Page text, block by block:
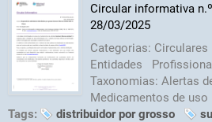
Circular informativa
28/03/2025
Categorias: Circulares
Entidades
Taxonomias: Alertas
Medicamentos de uso
Tags:
distribuidor por grosso